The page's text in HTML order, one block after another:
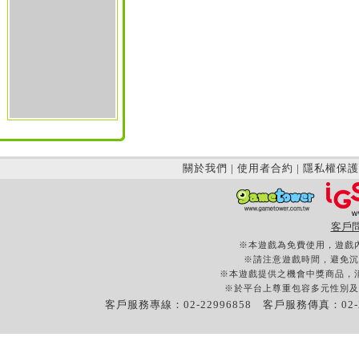
關於我們 | 使用者合約 | 隱私權保護
客戶
※本遊戲為免費使用，遊戲
※請注意遊戲時間，避免
※本遊戲提供之機會中獎商品，
※於平台上尊重包容多元性別
客戶服務專線：02-22996858 客戶服務傳真：